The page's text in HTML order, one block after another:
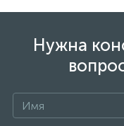
Нужна